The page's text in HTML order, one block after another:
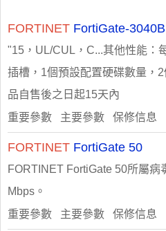
FORTINET FortiGate-3040B
"15，UL/CUL，C...其他性能：
插槽，1個預設配置硬碟數量，
品自售後之日起15天內
重要參數 主要參數 保修信息
FORTINET FortiGate 50
FORTINET FortiGate 50所屬
Mbps。
重要參數 主要參數 保修信息